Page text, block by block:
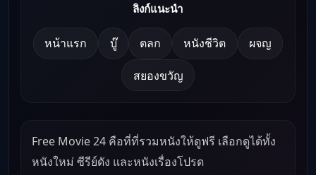
ลิงก์แนะนำ
หน้าแรก บู๊ ตลก หนังชีวิต ผจญ
สยองขวัญ
Free Movie 24 คือที่ที่รวมหนังให้ดูฟรี เลือกดูได้ทั้ง
หนังใหม่ ซีรีย์ดัง และหนังเรื่องโปรด